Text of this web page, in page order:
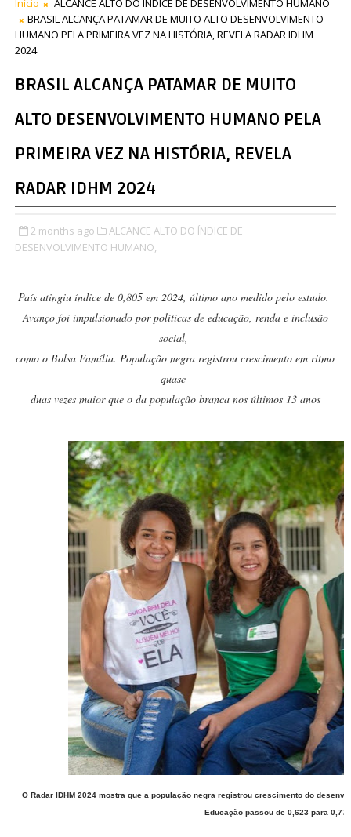
Início
ALCANCE ALTO DO ÍNDICE DE DESENVOLVIMENTO HUMANO
BRASIL ALCANÇA PATAMAR DE MUITO ALTO DESENVOLVIMENTO
HUMANO PELA PRIMEIRA VEZ NA HISTÓRIA, REVELA RADAR IDHM
2024
BRASIL ALCANÇA PATAMAR DE MUITO
ALTO DESENVOLVIMENTO HUMANO PELA
PRIMEIRA VEZ NA HISTÓRIA, REVELA
RADAR IDHM 2024
2 months ago
ALCANCE ALTO DO ÍNDICE DE
DESENVOLVIMENTO HUMANO,
País atingiu índice de 0,805 em 2024, último ano medido pelo estudo.
Avanço foi impulsionado por políticas de educação, renda e inclusão
social,
como o Bolsa Família. População negra registrou crescimento em ritmo
quase
duas vezes maior que o da população branca nos últimos 13 anos
O Radar IDHM 2024 mostra que a população negra registrou crescimento do
Educação passou de 0,623 para